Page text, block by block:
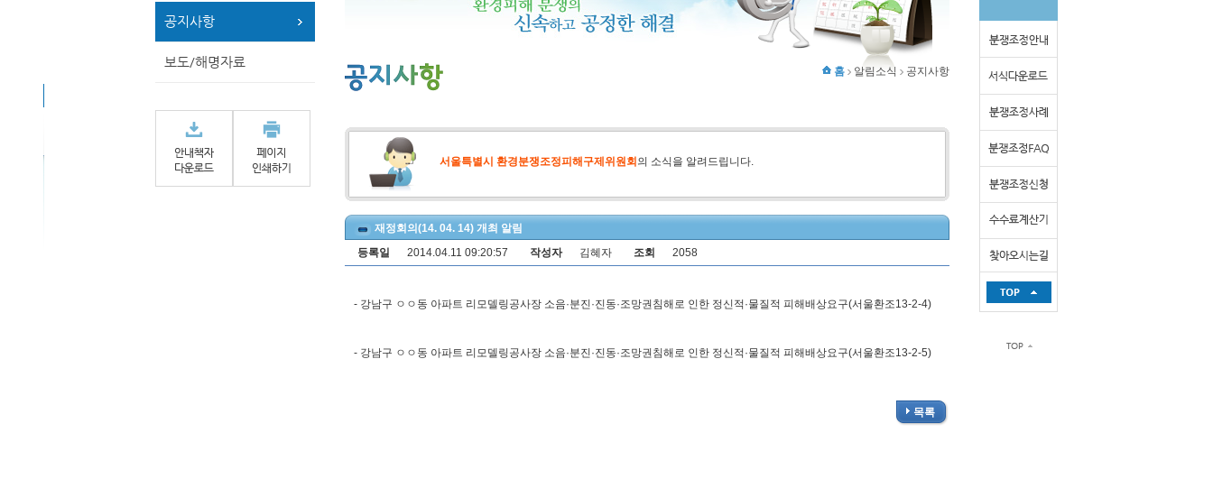
공지사항
보도/해명자료
홈 알림소식 공지사항
서울특별시 환경분쟁조정피해구제위원회 의 소식을 알려드립니다.
재정회의(14. 04. 14) 개최 알림
등록일
2014.04.11 09:20:57 작성자 김혜자 조회 2058
- 강남구 ㅇㅇ동 아파트 리모델링공사장 소음·분진·진동·조망권침해로 인한 정신적·물질적 피해배상요구(서울환조13-2-4)
- 강남구 ㅇㅇ동 아파트 리모델링공사장 소음·분진·진동·조망권침해로 인한 정신적·물질적 피해배상요구(서울환조13-2-5)
목록